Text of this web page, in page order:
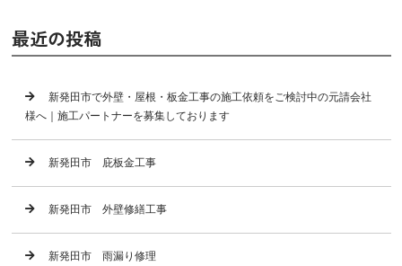
最近の投稿
新発田市で外壁・屋根・板金工事の施工依頼をご検討中の元請会社
様へ｜施工パートナーを募集しております
新発田市 庇板金工事
新発田市 外壁修繕工事
新発田市 雨漏り修理